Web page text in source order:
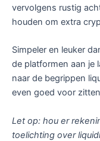
vervolgens rustig
houden om extra
Simpeler en leuker
de platformen aan je
naar de begrippen
even goed voor
Let op: hou er
toelichting over